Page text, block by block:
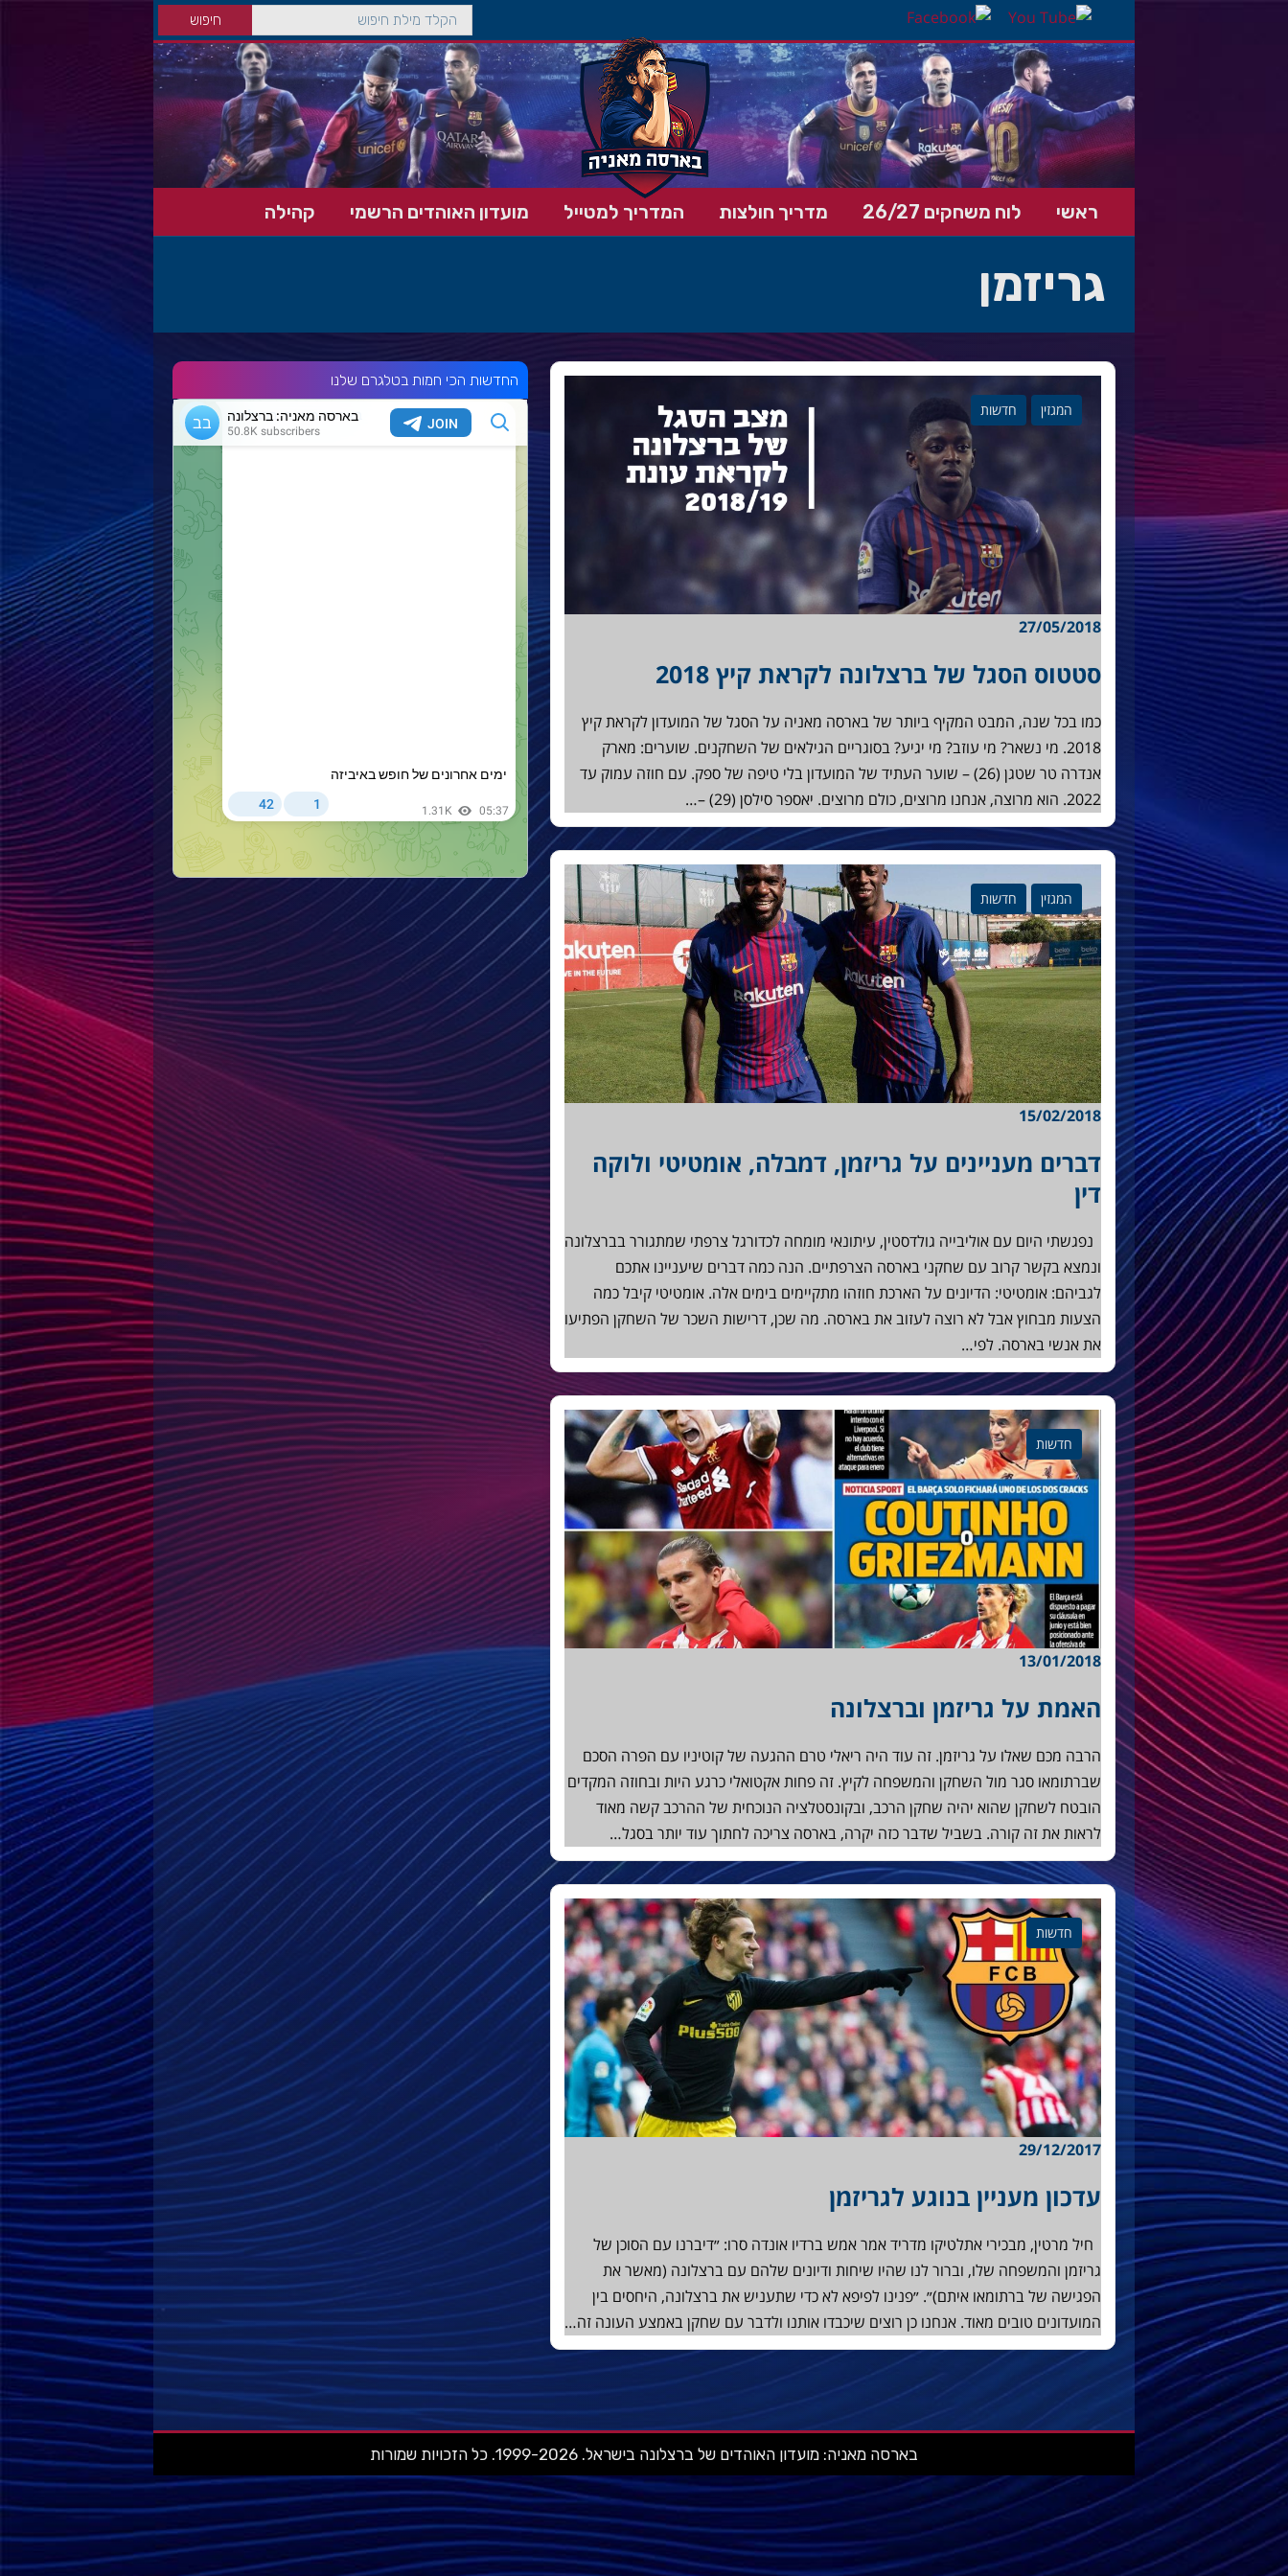
ראשי לוח משחקים 26/27 מדריך חולצות המדריך למטייל מועדון האוהדים הרשמי קהילה
גריזמן
המגזין חדשות
27/05/2018
סטטוס הסגל של ברצלונה לקראת קיץ 2018
כמו בכל שנה, המבט המקיף ביותר של בארסה מאניה על הסגל של המועדון לקראת קיץ
2018. מי נשאר? מי עוזב? מי יגיע? בסוגריים הגילאים של השחקנים. שוערים: מארק
אנדרה טר שטגן (26) – שוער העתיד של המועדון בלי טיפה של ספק. עם חוזה עמוק עד
2022. הוא מרוצה, אנחנו מרוצים, כולם מרוצים. יאספר סילסן (29) –…
המגזין חדשות
15/02/2018
דברים מעניינים על גריזמן, דמבלה, אומטיטי ולוקה
דין
נפגשתי היום עם אוליבייה גולדסטין, עיתונאי מומחה לכדורגל צרפתי שמתגורר בברצלונה
ונמצא בקשר קרוב עם שחקני בארסה הצרפתיים. הנה כמה דברים שיעניינו אתכם
לגביהם: אומטיטי: הדיונים על הארכת חוזהו מתקיימים בימים אלה. אומטיטי קיבל כמה
הצעות מבחוץ אבל לא רוצה לעזוב את בארסה. מה שכן, דרישות השכר של השחקן הפתיעו
את אנשי בארסה. לפי…
חדשות
13/01/2018
האמת על גריזמן וברצלונה
הרבה מכם שאלו על גריזמן. זה עוד היה ריאלי טרם ההגעה של קוטיניו עם הפרה הסכם
שברתומאו סגר מול השחקן והמשפחה לקיץ. זה פחות אקטואלי כרגע היות ובחוזה המקדים
הובטח לשחקן שהוא יהיה שחקן הרכב, ובקונסטלציה הנוכחית של ההרכב קשה מאוד
לראות את זה קורה. בשביל שדבר כזה יקרה, בארסה צריכה לחתוך עוד יותר בסגל…
חדשות
29/12/2017
עדכון מעניין בנוגע לגריזמן
חיל מרטין, מבכירי אתלטיקו מדריד אמר אמש ברדיו אונדה סרו: ״דיברנו עם הסוכן של
גריזמן והמשפחה שלו, וברור לנו שהיו שיחות ודיונים שלהם עם ברצלונה (מאשר את
הפגישה של ברתומאו איתם)״. ״פנינו לפיפא לא כדי שתעניש את ברצלונה, היחסים בין
המועדונים טובים מאוד. אנחנו כן רוצים שיכבדו אותנו ולדבר עם שחקן באמצע העונה זה…
החדשות הכי חמות בטלגרם שלנו
בארסה מאניה: מועדון האוהדים של ברצלונה בישראל. 1999-2026. כל הזכויות שמורות